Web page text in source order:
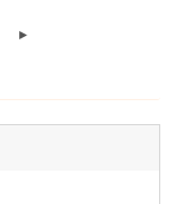
►